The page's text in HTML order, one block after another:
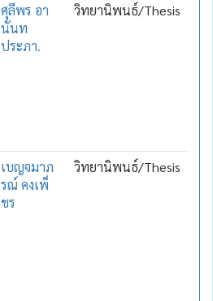
ศุลีพร อา
นันท
ประภา.
วิทยานิพนธ์/Thesis
เบญจมาภ
รณ์ คงเพ็
ชร
วิทยานิพนธ์/Thesis